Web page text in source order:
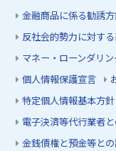
金融商品に係る勧誘
反社会的勢力に対す
マネー・ローンダリ
個人情報保護宣言
特定個人情報基本方針
電子決済等代行業者
金銭債権と預金等と